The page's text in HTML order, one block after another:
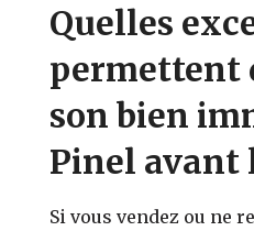
Quelles
permettent
son bien
Pinel avant
Si vous vendez ou ne